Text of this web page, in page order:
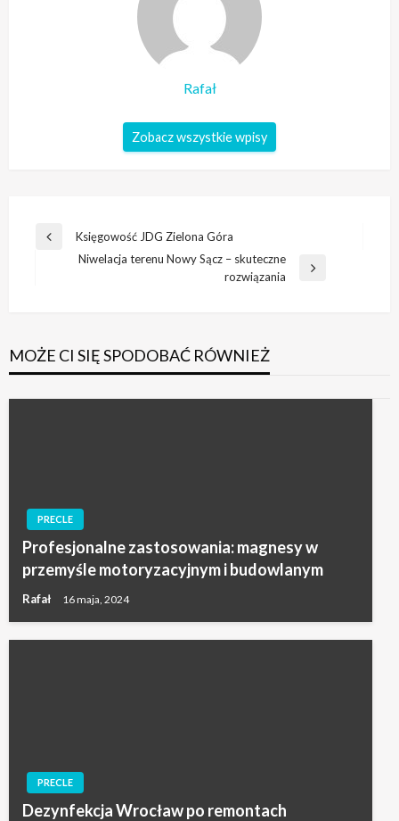
Rafał
Zobacz wszystkie wpisy
Nawigacja
wpisu
Poprzedni
Księgowość JDG Zielona Góra
Niwelacja terenu Nowy Sącz – skuteczne
rozwiązania
MOŻE CI SIĘ SPODOBAĆ RÓWNIEŻ
PRECLE
Profesjonalne zastosowania: magnesy w
przemyśle motoryzacyjnym i budowlanym
Rafał 16 maja, 2024
PRECLE
Dezynfekcja Wrocław po remontach